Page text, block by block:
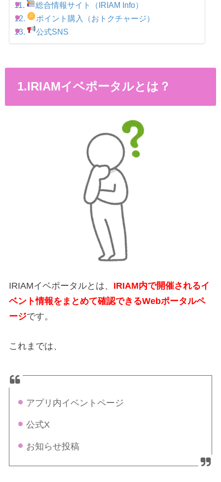
総合情報サイト（IRIAM Info）
ポイント購入（おトクチャージ）
公式SNS
1.IRIAMイベポータルとは？
IRIAMイベポータルとは、 IRIAM内で開催されるイ
ベント情報をまとめて確認できるWebポータルペ
ージです。
これまでは、
アプリ内イベントページ
公式X
お知らせ投稿